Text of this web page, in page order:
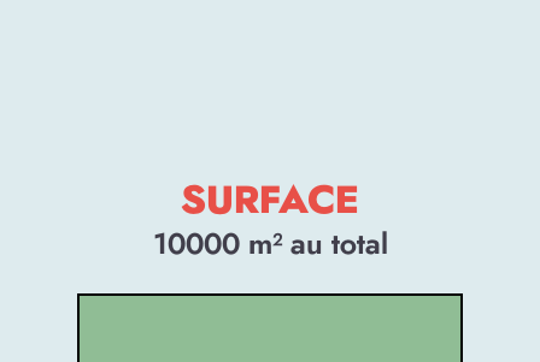
SURFACE
10000m² au total